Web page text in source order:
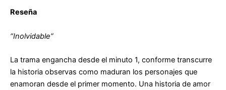
Reseña
“Inolvidable”
La trama engancha desde el minuto 1, conforme transcurre
la historia observas como maduran los personajes que
enamoran desde el primer momento. Una historia de amor